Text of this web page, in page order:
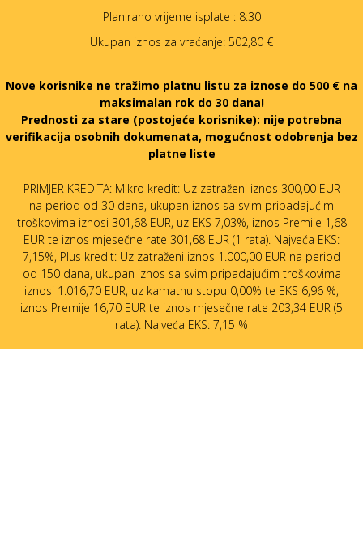
Planirano vrijeme isplate : 8:30
Ukupan iznos za vraćanje: 502,80 €
Nove korisnike ne tražimo platnu listu za iznose do 500 € na
maksimalan rok do 30 dana!
Prednosti za stare (postojeće korisnike): nije potrebna
verifikacija osobnih dokumenata, mogućnost odobrenja bez
platne liste
PRIMJER KREDITA: Mikro kredit: Uz zatraženi iznos 300,00 EUR
na period od 30 dana, ukupan iznos sa svim pripadajućim
troškovima iznosi 301,68 EUR, uz EKS 7,03%, iznos Premije 1,68
EUR te iznos mjesečne rate 301,68 EUR (1 rata). Najveća EKS:
7,15%, Plus kredit: Uz zatraženi iznos 1.000,00 EUR na period
od 150 dana, ukupan iznos sa svim pripadajućim troškovima
iznosi 1.016,70 EUR, uz kamatnu stopu 0,00% te EKS 6,96 %,
iznos Premije 16,70 EUR te iznos mjesečne rate 203,34 EUR (5
rata). Najveća EKS: 7,15 %